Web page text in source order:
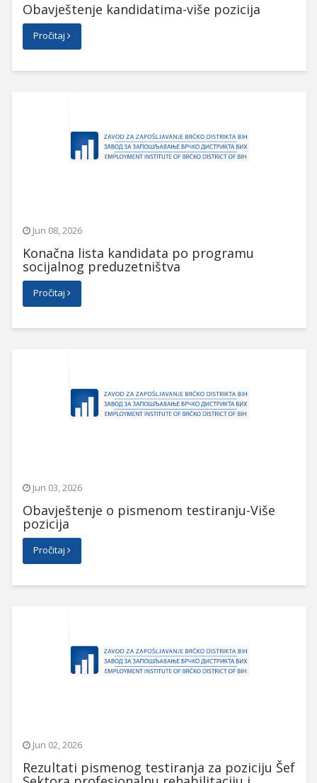
Obavještenje kandidatima-više pozicija
Pročitaj
Jun 08, 2026
Konačna lista kandidata po programu
socijalnog preduzetništva
Pročitaj
Jun 03, 2026
Obavještenje o pismenom testiranju-Više
pozicija
Pročitaj
Jun 02, 2026
Rezultati pismenog testiranja za poziciju Šef